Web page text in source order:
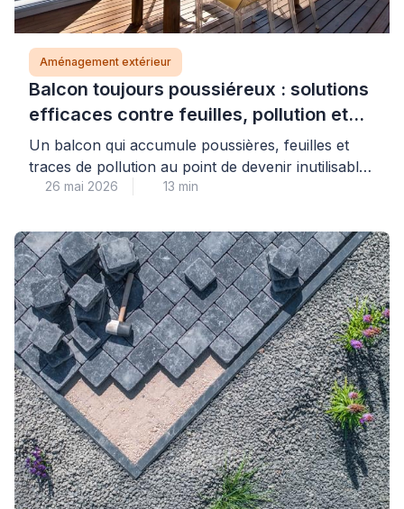
Aménagement extérieur
Balcon toujours poussiéreux : solutions
efficaces contre feuilles, pollution et
saletés (sans fermer entièrement)
Un balcon qui accumule poussières, feuilles et
traces de pollution au point de devenir inutilisable
n’est pas une fatalité : des solutions concrètes
agréable, sans nécessairement recourir à une
fermeture totale qui transformerait votre balcon
en véranda. La clé réside dans l’identification
précise de la source d’encrassement et le […]
26 mai 2026 13 min